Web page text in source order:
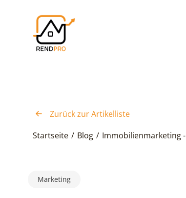
Zurück zur Artikelliste
Startseite / Blog / Immobilienmarketing
Marketing